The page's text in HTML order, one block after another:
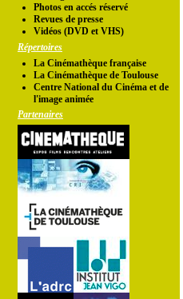
Photos en accés réservé
Revues de presse
Vidéos (DVD et VHS)
Répertoires
La Cinémathèque française
La Cinémathèque de Toulouse
Centre National du Cinéma et de
l'image animée
Partenaires